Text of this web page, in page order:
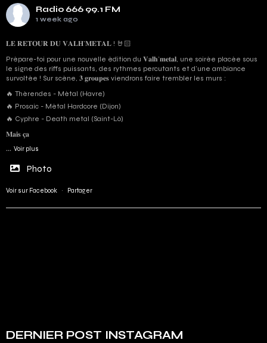
Radio 666 99.1 FM
1 week ago
𝐋𝐄 𝐑𝐄𝐓𝐎𝐔𝐑 𝐃𝐔 𝐕𝐀𝐋𝐇’𝐌𝐄𝐓𝐀𝐋 ! 🤘🏻
Prépare-toi pour une nouvelle édition du 𝐕𝐚𝐥𝐡’𝐦𝐞𝐭𝐚𝐥, une soirée placée sous
le signe des riffs puissants, des rythmes percutants et d'une ambiance
survoltée ! Sur scène, 𝟑 𝐠𝐫𝐨𝐮𝐩𝐞𝐬 viendrons faire trembler les murs :
🔥 Thérendes - Métal (Havre)
🔥 Prosaic - Métal Hardcore (Dijon)
🔥 Cyphre - Death metal (Saint-Lô)
𝐌𝐚𝐢𝐬 𝐜̧𝐚
... Voir plus
Photo
Voir sur Facebook · Partager
DERNIER POST INSTAGRAM